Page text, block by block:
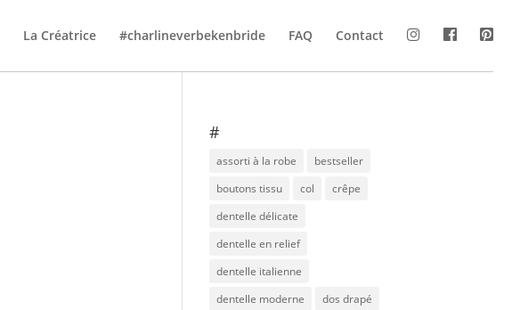
La Créatrice #charlineverbekenbride FAQ Contact
#
assorti à la robe
bestseller
boutons tissu
col
crêpe
dentelle délicate
dentelle en relief
dentelle italienne
dentelle moderne
dos drapé